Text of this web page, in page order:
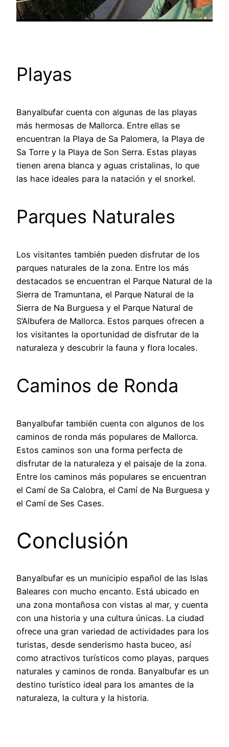
Playas
Banyalbufar cuenta con algunas de las playas
más hermosas de Mallorca. Entre ellas se
encuentran la Playa de Sa Palomera, la Playa de
Sa Torre y la Playa de Son Serra. Estas playas
tienen arena blanca y aguas cristalinas, lo que
las hace ideales para la natación y el snorkel.
Parques Naturales
Los visitantes también pueden disfrutar de los
parques naturales de la zona. Entre los más
destacados se encuentran el Parque Natural de la
Sierra de Tramuntana, el Parque Natural de la
Sierra de Na Burguesa y el Parque Natural de
S’Albufera de Mallorca. Estos parques ofrecen a
los visitantes la oportunidad de disfrutar de la
naturaleza y descubrir la fauna y flora locales.
Caminos de Ronda
Banyalbufar también cuenta con algunos de los
caminos de ronda más populares de Mallorca.
Estos caminos son una forma perfecta de
disfrutar de la naturaleza y el paisaje de la zona.
Entre los caminos más populares se encuentran
el Camí de Sa Calobra, el Camí de Na Burguesa y
el Camí de Ses Cases.
Conclusión
Banyalbufar es un municipio español de las Islas
Baleares con mucho encanto. Está ubicado en
una zona montañosa con vistas al mar, y cuenta
con una historia y una cultura únicas. La ciudad
ofrece una gran variedad de actividades para los
turistas, desde senderismo hasta buceo, así
como atractivos turísticos como playas, parques
naturales y caminos de ronda. Banyalbufar es un
destino turístico ideal para los amantes de la
naturaleza, la cultura y la historia.